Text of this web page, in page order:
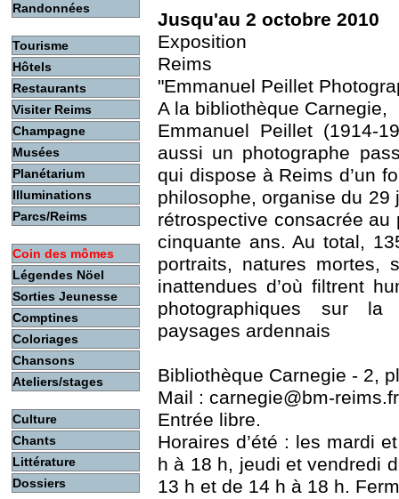
Randonnées
Tourisme
Hôtels
Restaurants
Visiter Reims
Champagne
Musées
Planétarium
Illuminations
Parcs/Reims
Coin des mômes
Légendes Nöel
Sorties Jeunesse
Comptines
Coloriages
Chansons
Ateliers/stages
Culture
Chants
Littérature
Dossiers
Jusqu'au 2 octobre 2010
Exposition
Reims
"Emmanuel Peillet
A la bibliothèque Carnegie,
Emmanuel Peillet (1914-
aussi un photographe
qui dispose à Reims d’un
philosophe, organise du
rétrospective consacrée
cinquante ans. Au total,
portraits, natures mortes,
inattendues d’où filtrent
photographiques sur la
paysages ardennais
Bibliothèque Carnegie - 2,
Mail : carnegie@bm-
Entrée libre.
Horaires d’été : les mardi
h à 18 h, jeudi et vendredi
13 h et de 14 h à 18 h.